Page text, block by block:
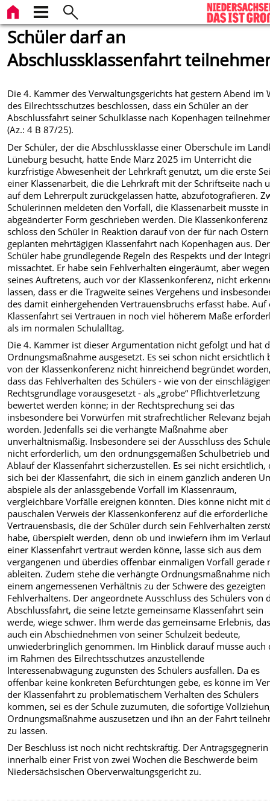
Schüler darf an
Abschlussklassenfahrt
Die 4. Kammer des Verwaltungsgerichts hat gestern Abend im
des Eilrechtsschutzes beschlossen, dass ein Schüler an der
Abschlussfahrt seiner Schulklasse nach Kopenhagen
(Az.: 4 B 87/25).
Der Schüler, der die Abschlussklasse einer Oberschule im
Lüneburg besucht, hatte Ende März 2025 im Unterricht die
kurzfristige Abwesenheit der Lehrkraft genutzt, um die erste
einer Klassenarbeit, die die Lehrkraft mit der Schriftseite nach
auf dem Lehrerpult zurückgelassen hatte, abzufotografieren.
Schülerinnen meldeten den Vorfall, die Klassenarbeit musste in
abgeänderter Form geschrieben werden. Die Klassenkonferenz
schloss den Schüler in Reaktion darauf von der für nach Ostern
geplanten mehrtägigen Klassenfahrt nach Kopenhagen aus. Der
Schüler habe grundlegende Regeln des Respekts und der
missachtet. Er habe sein Fehlverhalten eingeräumt, aber wegen
seines Auftretens, auch vor der Klassenkonferenz, nicht
lassen, dass er die Tragweite seines Vergehens und
des damit einhergehenden Vertrauensbruchs erfasst habe. Auf
Klassenfahrt sei Vertrauen in noch viel höherem Maße
als im normalen Schulalltag.
Die 4. Kammer ist dieser Argumentation nicht gefolgt und hat
Ordnungsmaßnahme ausgesetzt. Es sei schon nicht ersichtlich
von der Klassenkonferenz nicht hinreichend begründet
dass das Fehlverhalten des Schülers - wie von der
Rechtsgrundlage vorausgesetzt - als „grobe“ Pflichtverletzung
bewertet werden könne; in der Rechtsprechung sei das
insbesondere bei Vorwürfen mit strafrechtlicher Relevanz
worden. Jedenfalls sei die verhängte Maßnahme aber
unverhältnismäßig. Insbesondere sei der Ausschluss des
nicht erforderlich, um den ordnungsgemäßen Schulbetrieb und
Ablauf der Klassenfahrt sicherzustellen. Es sei nicht ersichtlich,
sich bei der Klassenfahrt, die sich in einem gänzlich anderen
abspiele als der anlassgebende Vorfall im Klassenraum,
vergleichbare Vorfälle ereignen könnten. Dies könne nicht mit
pauschalen Verweis der Klassenkonferenz auf die erforderliche
Vertrauensbasis, die der Schüler durch sein Fehlverhalten
habe, überspielt werden, denn ob und inwiefern ihm im
einer Klassenfahrt vertraut werden könne, lasse sich aus dem
vergangenen und überdies offenbar einmaligen Vorfall gerade
ableiten. Zudem stehe die verhängte Ordnungsmaßnahme
einem angemessenen Verhältnis zu der Schwere des gezeigten
Fehlverhaltens. Der angeordnete Ausschluss des Schülers von
Abschlussfahrt, die seine letzte gemeinsame Klassenfahrt sein
werde, wiege schwer. Ihm werde das gemeinsame Erlebnis,
auch ein Abschiednehmen von seiner Schulzeit bedeute,
unwiederbringlich genommen. Im Hinblick darauf müsse auch
im Rahmen des Eilrechtsschutzes anzustellende
Interessenabwägung zugunsten des Schülers ausfallen. Da es
offenbar keine konkreten Befürchtungen gebe, es könne im
der Klassenfahrt zu problematischem Verhalten des Schülers
kommen, sei es der Schule zuzumuten, die sofortige
Ordnungsmaßnahme auszusetzen und ihn an der Fahrt
zu lassen.
Der Beschluss ist noch nicht rechtskräftig. Der
innerhalb einer Frist von zwei Wochen die Beschwerde beim
Niedersächsischen Oberverwaltungsgericht zu.